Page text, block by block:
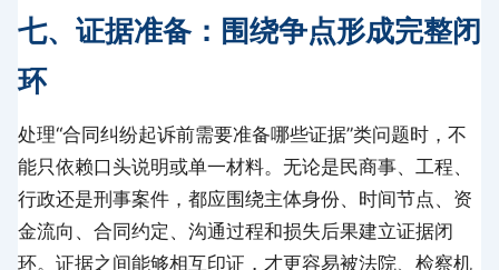
七、证据准备：围绕争点形成完整闭
环
处理“合同纠纷起诉前需要准备哪些证据”类问题时，不
能只依赖口头说明或单一材料。无论是民商事、工程、
行政还是刑事案件，都应围绕主体身份、时间节点、资
金流向、合同约定、沟通过程和损失后果建立证据闭
环。证据之间能够相互印证，才更容易被法院、检察机